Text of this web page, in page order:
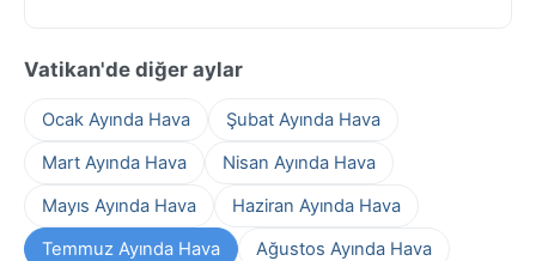
Vatikan'de diğer aylar
Ocak Ayında Hava
Şubat Ayında Hava
Mart Ayında Hava
Nisan Ayında Hava
Mayıs Ayında Hava
Haziran Ayında Hava
Temmuz Ayında Hava
Ağustos Ayında Hava